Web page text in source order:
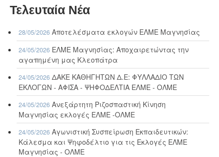
Τελευταία Νέα
28/05/2026 Αποτελέσματα εκλογών ΕΛΜΕ Μαγνησίας
24/05/2026 ΕΛΜΕ Μαγνησίας: Αποχαιρετώντας την
αγαπημένη μας Κλεοπάτρα
24/05/2026 ΔΑΚΕ ΚΑΘΗΓΗΤΩΝ Δ.Ε: ΦΥΛΛΑΔΙΟ ΤΩΝ
ΕΚΛΟΓΩΝ - ΑΦΙΣΑ - ΨΗΦΟΔΕΛΤΙΑ ΕΛΜΕ - ΟΛΜΕ
24/05/2026 Ανεξάρτητη Ριζοσπαστική Κίνηση
Μαγνησίας εκλογές ΕΛΜΕ -ΟΛΜΕ
24/05/2026 Αγωνιστική Συσπείρωση Εκπαιδευτικών:
Κάλεσμα και Ψηφοδέλτιο για τις Εκλογές ΕΛΜΕ
Μαγνησίας - ΟΛΜΕ